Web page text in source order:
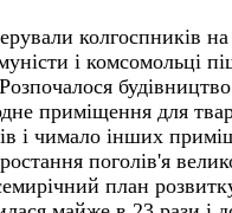
колгоспників
і комсомольці
приміщення для
і чимало інших
поголів'я
план